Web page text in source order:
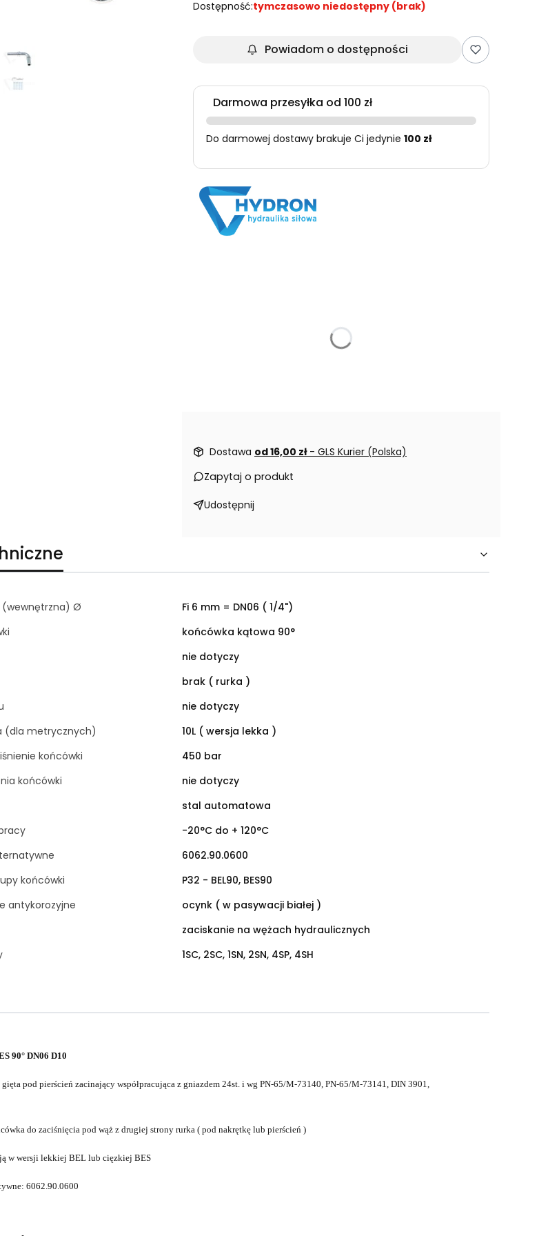
Dostępność:tymczasowo niedostępny (brak)
Powiadom o dostępności
Darmowa przesyłka od 100 zł
Do darmowej dostawy brakuje Ci jedynie 100 zł
Dostawa od 16,00 zł - GLS Kurier (Polska)
Zapytaj o produkt
Udostępnij
(wewnętrzna) Ø
Fi 6 mm = DN06 ( 1/4")
końcówka kątowa 90°
nie dotyczy
brak ( rurka )
nie dotyczy
(dla metrycznych)
10L ( wersja lekka )
końcówki
450 bar
końcówki
nie dotyczy
stal automatowa
-20°C do + 120°C
6062.90.0600
końcówki
P32 - BEL90, BES90
antykorozyjne
ocynk ( w pasywacji białej )
zaciskanie na wężach hydraulicznych
1SC, 2SC, 1SN, 2SN, 4SP, 4SH
90° DN06 D10
pod pierścień zacinający współpracująca z gniazdem 24st. i wg PN-65/M-73140, PN-65/M-73141, DIN 3901,
do zaciśnięcia pod wąż z drugiej strony rurka ( pod nakrętkę lub pierścień )
w wersji lekkiej BEL lub cięzkiej BES
6062.90.0600